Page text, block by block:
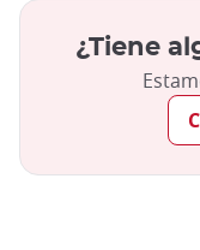
¿Tiene